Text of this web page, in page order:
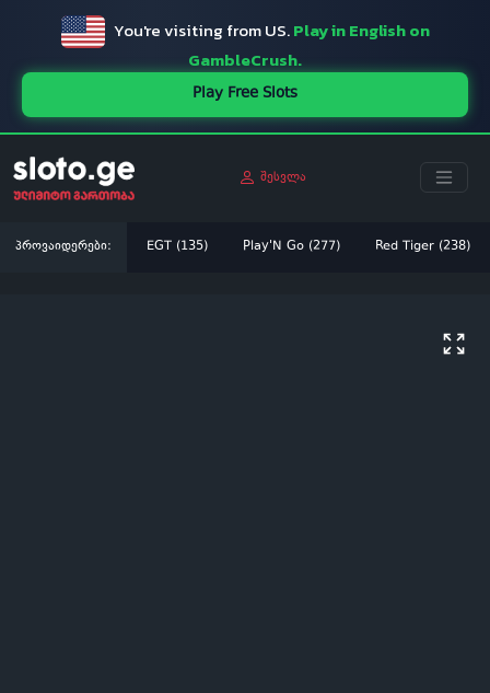
You're visiting from US.Play in English on
GambleCrush.
Play Free Slots
შესვლა
პროვაიდერები: EGT (135) Play'N Go (277) Red Tiger (238)